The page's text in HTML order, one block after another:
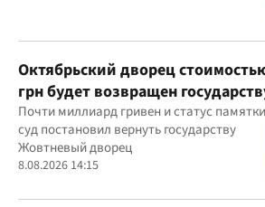
Октябрьский дворец
грн будет возвращен
удовлетворил иск прокуратуры
Почти миллиард гривен и статус
суд постановил вернуть государству
Жовтневый дворец
8.08.2026 14:15